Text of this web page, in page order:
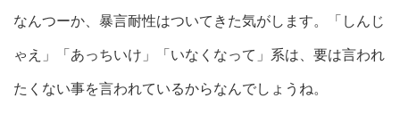
なんつーか、暴言耐性はついてきた気がします。「しんじ
ゃえ」「あっちいけ」「いなくなって」系は、要は言われ
たくない事を言われているからなんでしょうね。